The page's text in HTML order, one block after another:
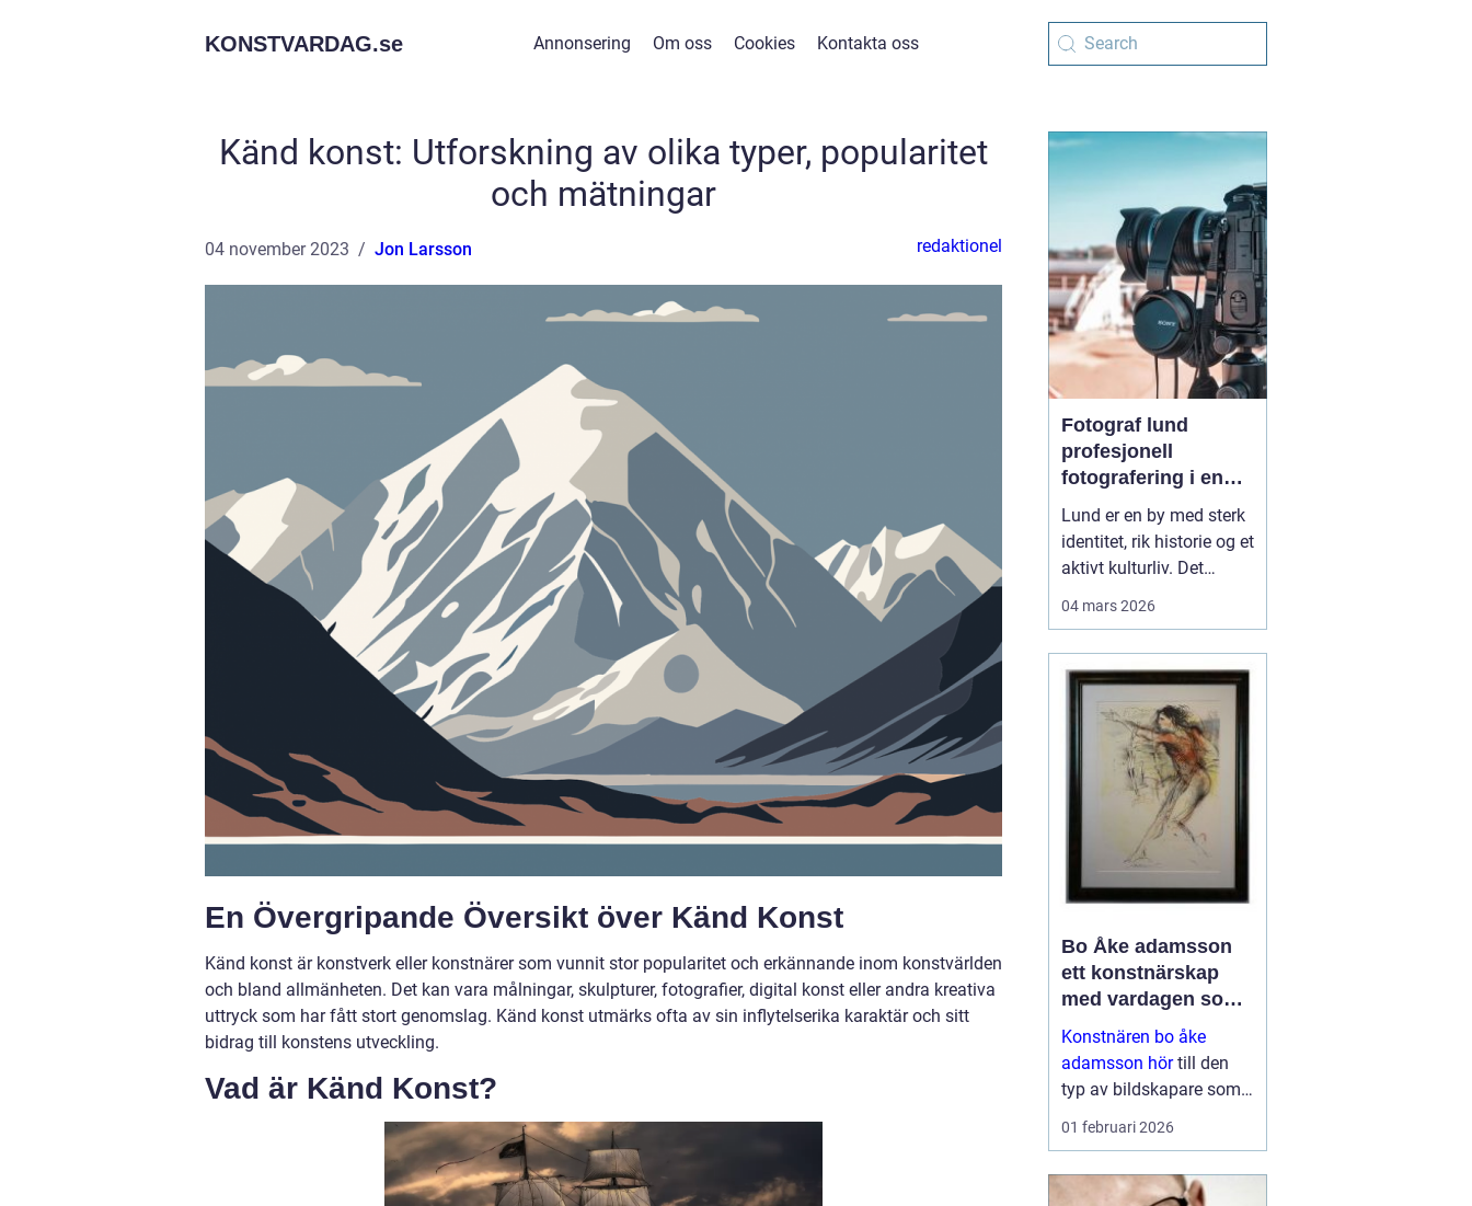
KONSTVARDAG.se Annonsering Om oss Cookies Kontakta oss
Känd konst: Utforskning av olika typer, popularitet
och mätningar
04 november 2023 Jon Larsson redaktionel
En Övergripande Översikt över Känd Konst
Känd konst är konstverk eller konstnärer som vunnit stor popularitet och erkännande inom konstvärlden
och bland allmänheten. Det kan vara målningar, skulpturer, fotografier, digital konst eller andra kreativa
uttryck som har fått stort genomslag. Känd konst utmärks ofta av sin inflytelserika karaktär och sitt
bidrag till konstens utveckling.
Vad är Känd Konst?
Fotograf lund
profesjonell
fotografering i en
levende
universitetsby
Lund er en by med sterk
identitet, rik historie og et
aktivt kulturliv. Det
kunstneriske portretter
og reklamebilder til
landbruksfoto og
dokumentasjon av
forskning. Når bedrifter,
04 mars 2026
Bo Åke adamsson
ett konstnärskap
med vardagen som
scen
Konstnären bo åke
adamsson hörtill den
typ av bildskapare som
ofta upptäcks av en
galleriutställning eller
01 februari 2026